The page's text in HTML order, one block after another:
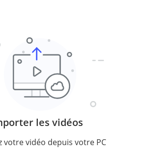
les vidéos
votre vidéo depuis votre PC